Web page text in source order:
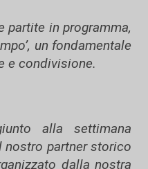
partite in programma,
un fondamentale
e condivisione.
alla settimana
nostro partner storico
dalla nostra